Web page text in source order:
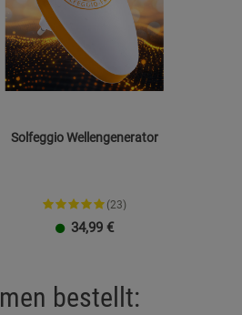
verwenden – nicht
Solfeggio Wellengenerator
(23)
34,99 €
bestellt: